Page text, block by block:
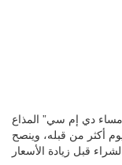
دي إم سي” المذاع
أكثر من قبله، وينصح